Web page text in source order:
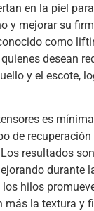
en la piel
y mejorar su
como
desean
y el escote,
es
de
resultados
durante
hilos
más la textura y